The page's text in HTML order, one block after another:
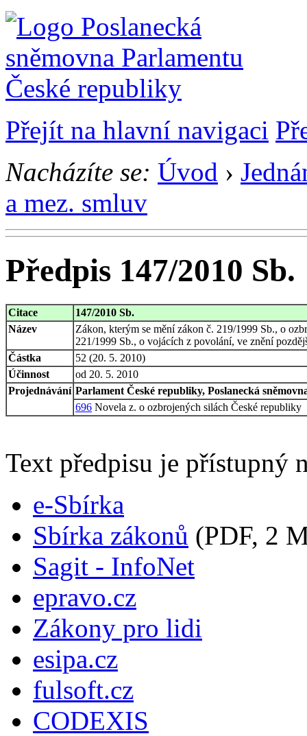
Přejít na hlavní navigaci
Nacházíte se: Úvod ›
a mez. smluv
Předpis 147/2010 Sb.
Citace
147/2010 Sb.
Název
Zákon, kterým se mění zákon č. 219/1999 Sb., o
221/1999 Sb., o vojácích z povolání, ve znění
Částka
52 (20. 5. 2010)
Účinnost
od 20. 5. 2010
Projednávání Parlament České republiky, Poslanecká
696 Novela z. o ozbrojených silách České republiky
Text předpisu je přístupný
e-Sbírka
Sbírka zákonů (PDF, 2
Sagit - InfoNet
epravo.cz
Zákony pro lidi
esipa.cz
fulsoft.cz
CODEXIS